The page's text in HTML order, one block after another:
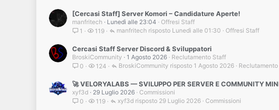
[Cercasi Staff] Server Komori – Candidature Aperte!
manfritech Lunedì alle 23:04
Offresi Staff
1
119 Offresi Staff
Lunedì alle 01:30
manfritech
Cercasi Staff Server Discord & Sviluppatori
BroskiCommunity 1 Agosto 2026
Reclutamento Staff
0
124 1 Agosto 2026
BroskiCommunity
🚀 VELORYALABS — SVILUPPO PER SERVER E COMMUNITY
xyf3d 29 Luglio 2026
Commissioni
0
119 Commissioni
29 Luglio 2026
xyf3d